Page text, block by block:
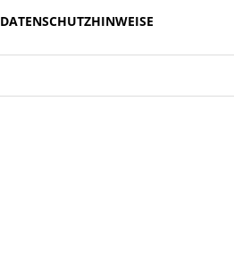
DATENSCHUTZHINWEISE